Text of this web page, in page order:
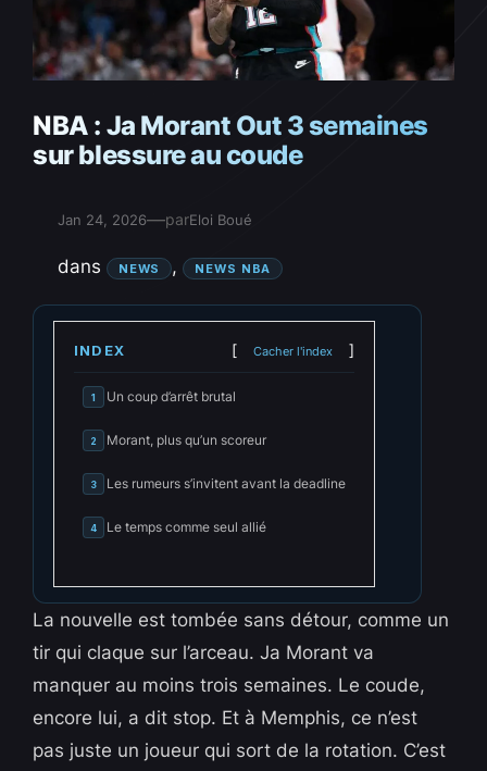
NBA : Ja Morant Out 3 semaines
sur blessure au coude
Jan 24, 2026—parEloi Boué
dans NEWS , NEWS NBA
INDEX Cacher l'index
1 Un coup d’arrêt brutal
2 Morant, plus qu’un scoreur
3 Les rumeurs s’invitent avant la deadline
4 Le temps comme seul allié
La nouvelle est tombée sans détour, comme un
tir qui claque sur l’arceau. Ja Morant va
manquer au moins trois semaines. Le coude,
encore lui, a dit stop. Et à Memphis, ce n’est
pas juste un joueur qui sort de la rotation. C’est